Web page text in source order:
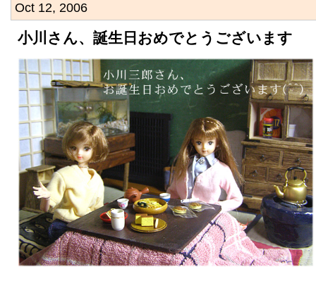
Oct 12, 2006
小川さん、誕生日おめでとうございます